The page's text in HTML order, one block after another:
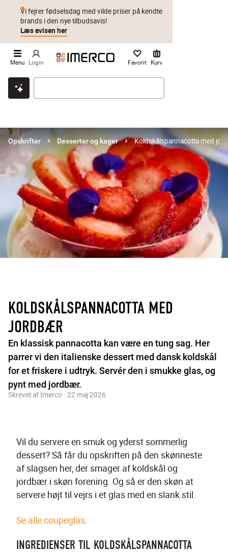
Klik & hent Byt i 1 år Prismatch
Vi fejrer fødselsdag med vilde priser på kendte
brands i den nye tilbudsavis!
Læs avisen her
Menu Login Favorit Kurv
Opskrifter Desserter og kager Koldskålspannacotta med
KOLDSKÅLSPANNACOTTA MED
JORDBÆR
En klassisk pannacotta kan være en tung sag. Her
parrer vi den italienske dessert med dansk koldskål
for et friskere i udtryk. Servér den i smukke glas, og
pynt med jordbær.
Skrevet af Imerco · 22 maj 2026
Vil du servere en smuk og yderst sommerlig
dessert? Så får du opskriften på den skønneste
af slagsen her, der smager af koldskål og
jordbær i skøn forening. Og så er den skøn at
servere højt til vejrs i et glas med en slank stil.
Se alle coupeglas
INGREDIENSER TIL KOLDSKÅLSPANNACOTTA